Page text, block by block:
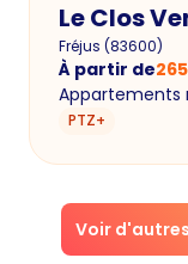
Le Clos
Fréjus (83600)
À partir de
Appartements
PTZ+
Voir